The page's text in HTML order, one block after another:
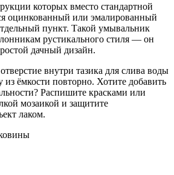
которых вместо стандартной
оцинкованный или эмалированный
пункт. Такой умывальник
рустикального стиля — он
дачный дизайн.
внутри тазика для слива воды
из ёмкости повторно. Хотите добавить
Распишите красками или
мозаикой и защитите
лаком.